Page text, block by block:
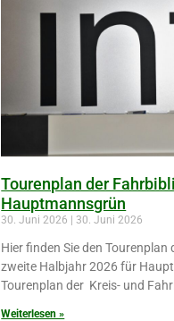
Tourenplan der
Hauptmannsgrün
30. Juni 2026 30. Juni 2026
Hier finden Sie den
zweite Halbjahr 2026 für
Tourenplan der Kreis- und
Weiterlesen »